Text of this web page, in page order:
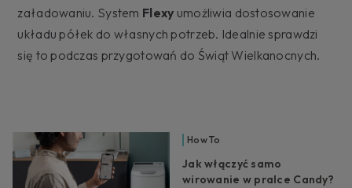
załadowaniu. System Flexy umożliwia dostosowanie
układu półek do własnych potrzeb. Idealnie sprawdzi
się to podczas przygotowań do Świąt Wielkanocnych.
How To
Jak włączyć samo
wirowanie w pralce Candy?